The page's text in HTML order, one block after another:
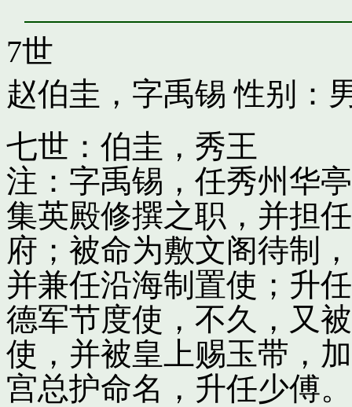
7世
赵伯圭，字禹锡 性别：
七世：伯圭，秀王
注：字禹锡，任秀州华
集英殿修撰之职，并担
府；被命为敷文阁待制
并兼任沿海制置使；升
德军节度使，不久，又
使，并被皇上赐玉带，
宫总护命名，升任少傅